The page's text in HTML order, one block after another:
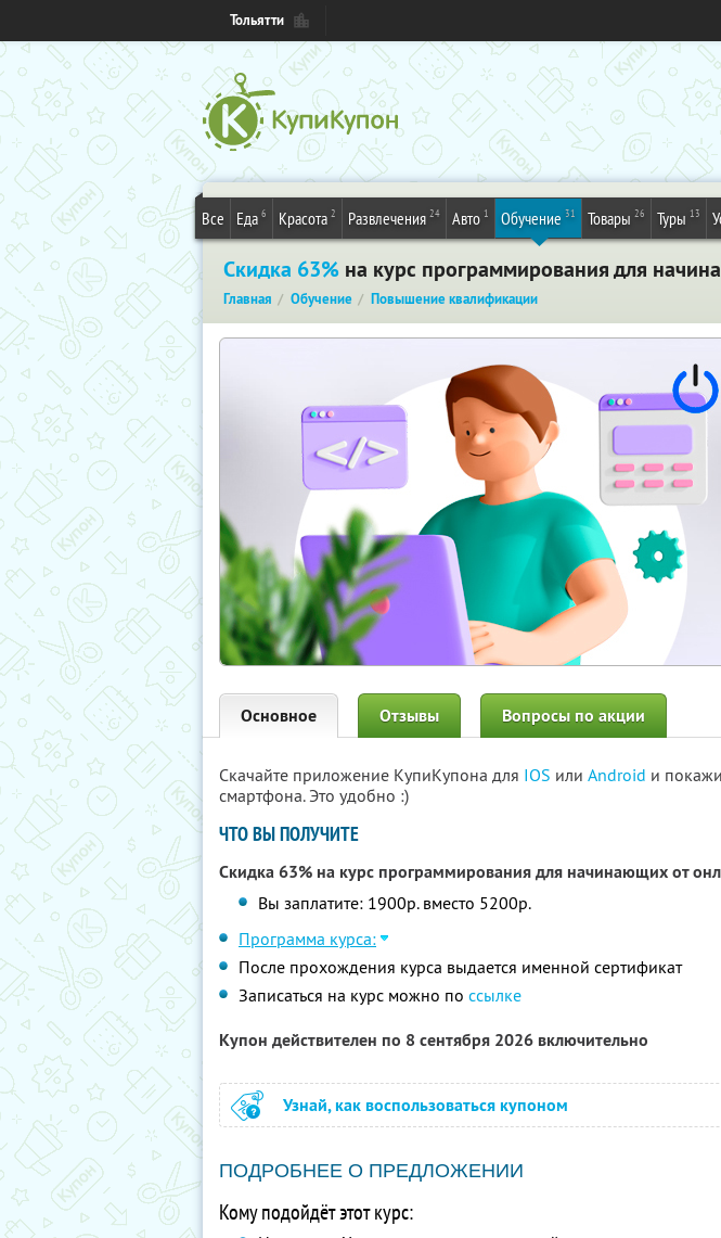
Тольятти
Все Еда 6 Красота 2 Развлечения 24 Авто 1 Обучение 31 Товары 26 Туры 13
Скидка 63% на курс программирования для
Главная Обучение Повышение квалификации
Основное Отзывы Вопросы по акции
Скачайте приложение КупиКупона для IOS или Android и
смартфона. Это удобно :)
ЧТО ВЫ ПОЛУЧИТЕ
Скидка 63% на курс программирования для начинающих от
Вы заплатите: 1900р. вместо 5200р.
Программа курса:
После прохождения курса выдается именной сертификат
Записаться на курс можно по ссылке
Купон действителен по 8 сентября 2026 включительно
Узнай, как воспользоваться купоном
ПОДРОБНЕЕ О ПРЕДЛОЖЕНИИ
Кому подойдёт этот курс: